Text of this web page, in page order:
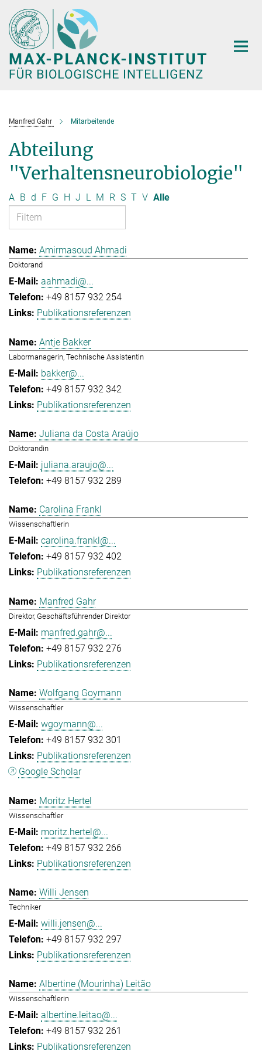
Hauptinhalt
Manfred Gahr Mitarbeitende
Abteilung
"Verhaltensneurobiologie"
A B d F G H J L M R S T V Alle
Amirmasoud Ahmadi
Doktorand
aahmadi@...
+49 8157 932 254
Publikationsreferenzen
Antje Bakker
Labormanagerin, Technische Assistentin
bakker@...
+49 8157 932 342
Publikationsreferenzen
Juliana da Costa Araújo
Doktorandin
juliana.araujo@...
+49 8157 932 289
Carolina Frankl
Wissenschaftlerin
carolina.frankl@...
+49 8157 932 402
Publikationsreferenzen
Manfred Gahr
Direktor, Geschäftsführender Direktor
manfred.gahr@...
+49 8157 932 276
Publikationsreferenzen
Wolfgang Goymann
Wissenschaftler
wgoymann@...
+49 8157 932 301
Publikationsreferenzen
Google Scholar
Moritz Hertel
Wissenschaftler
moritz.hertel@...
+49 8157 932 266
Publikationsreferenzen
Willi Jensen
Techniker
willi.jensen@...
+49 8157 932 297
Publikationsreferenzen
Albertine (Mourinha) Leitão
Wissenschaftlerin
albertine.leitao@...
+49 8157 932 261
Publikationsreferenzen